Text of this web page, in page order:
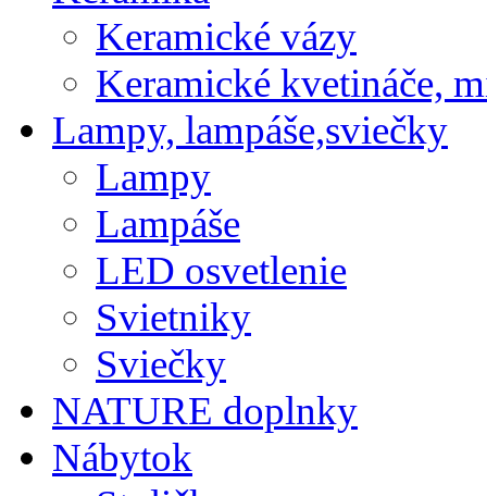
Keramické vázy
Keramické kvetináče,
Lampy, lampáše,sviečky
Lampy
Lampáše
LED osvetlenie
Svietniky
Sviečky
NATURE doplnky
Nábytok